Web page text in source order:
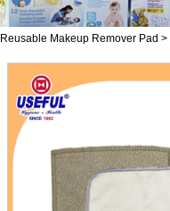
Reusable Makeup Remover Pad >